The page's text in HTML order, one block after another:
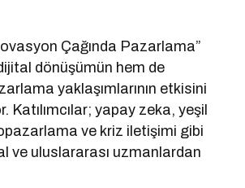
Çağında Pazarlama”
dönüşümün hem de
yaklaşımlarının etkisini
Katılımcılar; yapay zeka, yeşil
ve kriz iletişimi gibi
ve uluslararası uzmanlardan